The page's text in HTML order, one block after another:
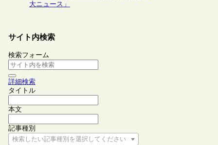
大ニュース」
サイト内検索
検索フォーム
詳細検索
タイトル
本文
記事種別
検索したい記事種別を選択してください